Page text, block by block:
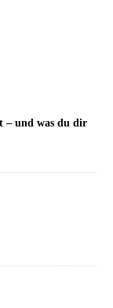
– und was du dir